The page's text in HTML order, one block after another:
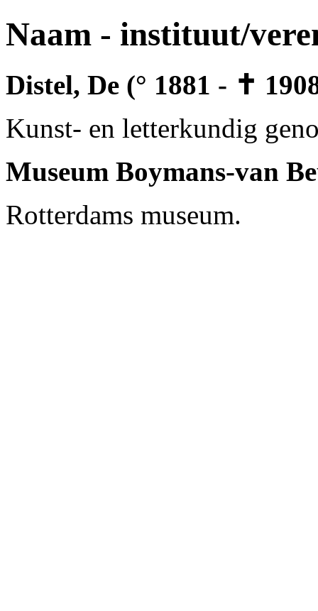
Naam - instituut/
Distel, De (° 1881 - ✝
Kunst- en letterkundig
Museum Boymans-van
Rotterdams museum.